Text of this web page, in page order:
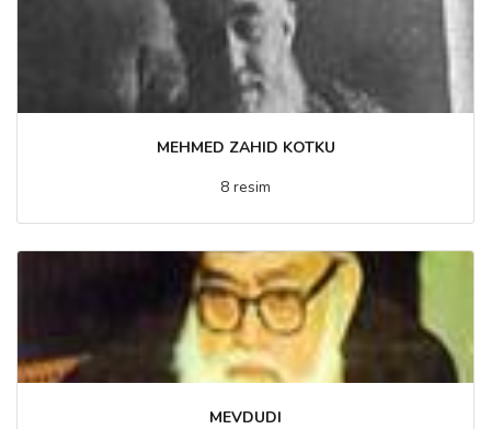
MEHMED ZAHID KOTKU
8 resim
MEVDUDI